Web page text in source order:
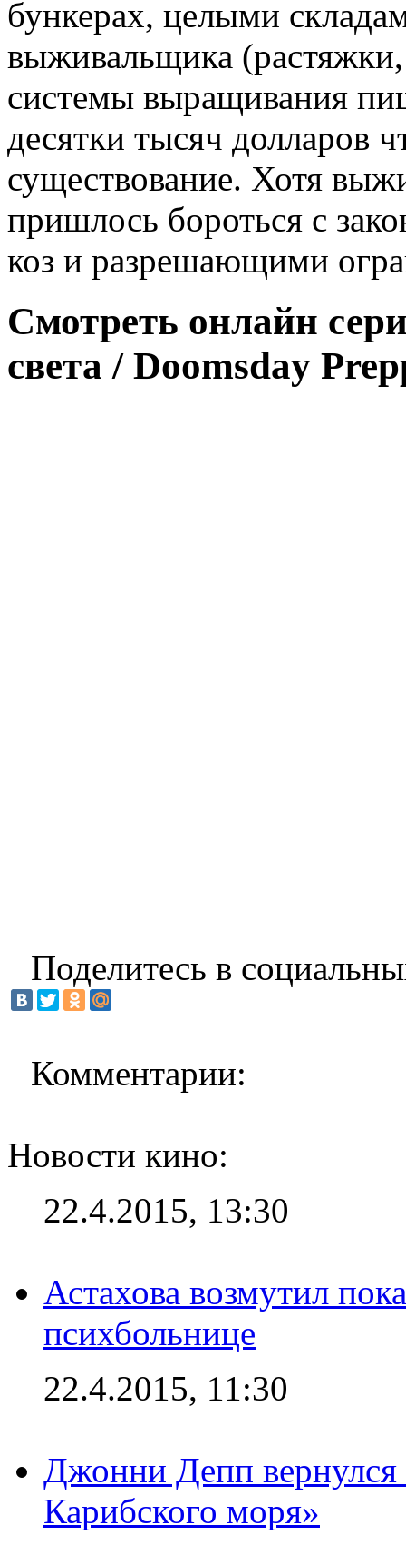
бункерах, целыми
выживальщика
системы выращивания
десятки тысяч долларов
существование. Хотя
пришлось бороться с
коз и разрешающими
Смотреть онлайн
света / Doomsday
Поделитесь в
Комментарии:
Новости кино:
22.4.2015, 13:30
Астахова возмутил
психбольнице
22.4.2015, 11:30
Джонни Депп
Карибского моря»